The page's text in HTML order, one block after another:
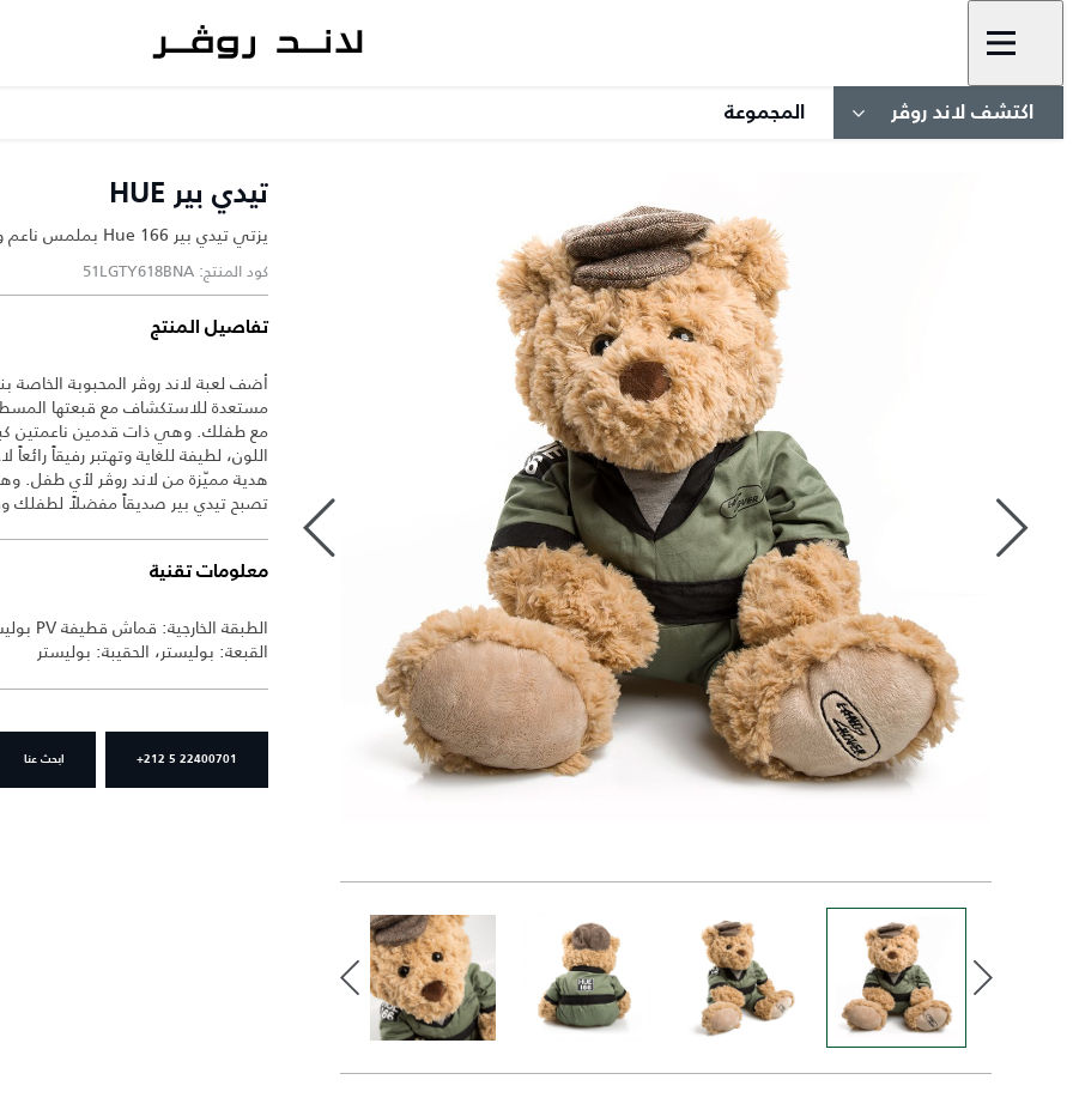
اكتشف لاند روڤر المجموعة
تيدي بير HUE
يزتي تيدي بير Hue 166 بملمس ناعم ولون بني ذهبي وقبعة مسطحة بنية اللون.
كود المنتج: 51LGTY618BNA
تفاصيل المنتج
مستعدة للاستكشاف مع قبعتها
مع طفلك. وهي ذات قدمين ناعمتين
اللون، لطيفة للغاية وتهتبر رفيقاً
هدية مميّزة من لاند روڤر لأي طفل.
تصبح تيدي بير صديقاً مفضلاً لطفلك
معلومات تقنية
القبعة: بوليستر، الحقيبة: بوليستر
+212 5 22400701 ابحث عنا